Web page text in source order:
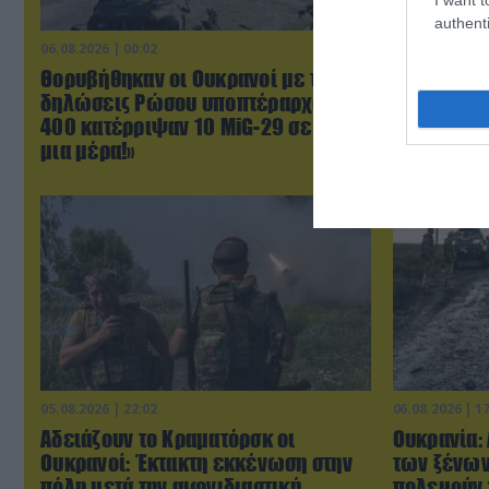
06.08.2026 | 00:02
Θορυβήθηκαν οι Ουκρανοί με τις
δηλώσεις Ρώσου υποπτέραρχου: «S-
400 κατέρριψαν 10 MiG-29 σε μόλις
μια μέρα!»
του
συμφωνία
05.08.2026 | 22:02
Αδειάζουν το Κραματόρσκ οι
Ουκρανοί: Έκτακτη εκκένωση στην
06.08.2026 |
των